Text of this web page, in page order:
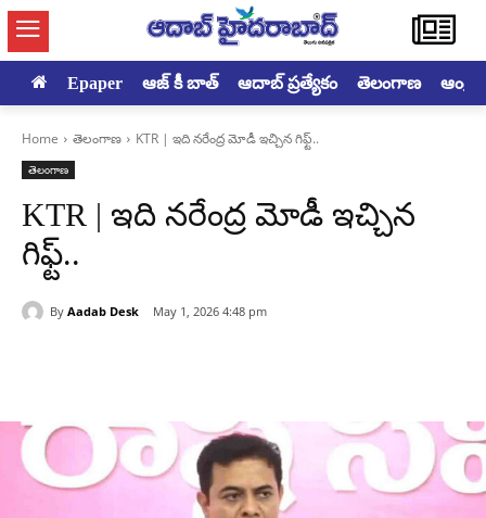
Epaper ఆజ్ కీ బాత్ ఆదాబ్ ప్రత్యేకం తెలంగాణ
Home తెలంగాణ KTR | ఇది నరేంద్ర మోడీ ఇచ్చిన గిఫ్ట్..
తెలంగాణ
KTR | ఇది నరేంద్ర మోడీ ఇచ్చిన
గిఫ్ట్..
By Aadab Desk May 1, 2026 4:48 pm